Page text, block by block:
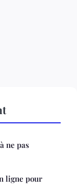
ne pas
ligne pour